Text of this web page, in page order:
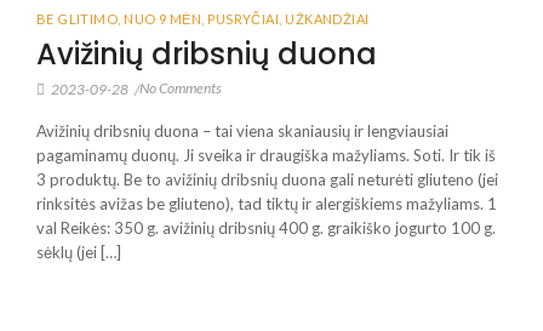
BE GLITIMO NUO 9 MĖN PUSRYČIAI UŽKANDŽIAI
Avižinių dribsnių duona
2023-09-28 /No Comments
Avižinių dribsnių duona – tai viena skaniausių ir lengviausiai
pagaminamų duonų. Ji sveika ir draugiška mažyliams. Soti. Ir tik iš
3 produktų. Be to avižinių dribsnių duona gali neturėti gliuteno (jei
rinksitės avižas be gliuteno), tad tiktų ir alergiškiems mažyliams. 1
val Reikės: 350 g. avižinių dribsnių 400 g. graikiško jogurto 100 g.
sėklų (jei […]